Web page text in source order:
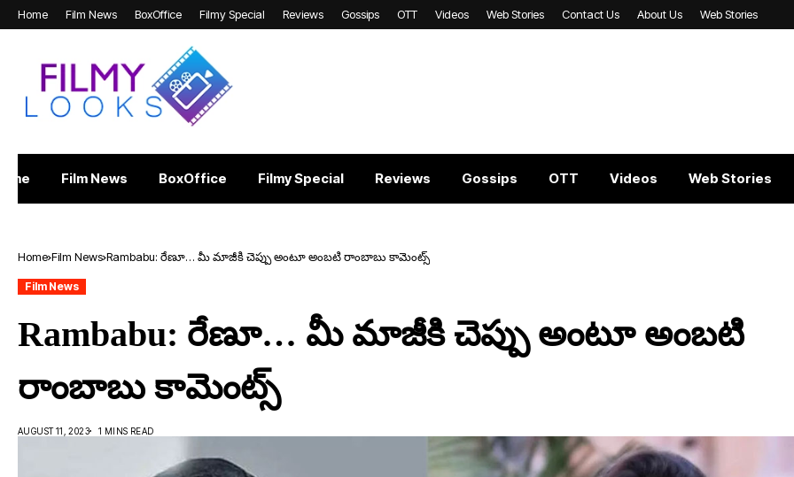
Home Film News BoxOffice Filmy Special Reviews Gossips OTT Videos Web Stories Contact Us About Us Web Stories
Film News BoxOffice Filmy Special Reviews Gossips OTT Videos Web Stories
Home Film News Rambabu: రేణూ… మీ మాజీకి చెప్పు అంటూ అంబ‌టి రాంబాబు కామెంట్స్
Film News
Rambabu: రేణూ… మీ మాజీకి చెప్పు అంటూ అంబ‌టి
రాంబాబు కామెంట్స్
AUGUST 11, 2023 1 MINS READ